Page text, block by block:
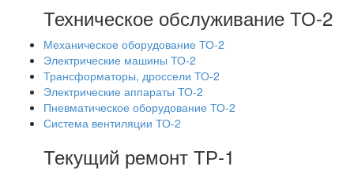
Техническое обслуживание ТО-2
Механическое оборудование ТО-2
Электрические машины ТО-2
Трансформаторы, дроссели ТО-2
Электрические аппараты ТО-2
Пневматическое оборудование ТО-2
Система вентиляции ТО-2
Текущий ремонт ТР-1